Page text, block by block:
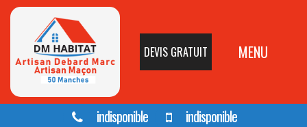
DEVIS GRATUIT MENU
indisponible indisponible